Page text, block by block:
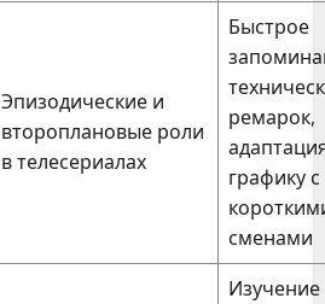
Эпизодические и
второплановые роли
в телесериалах
Быстрое
ремарок,
графику с
сменами
Изучение